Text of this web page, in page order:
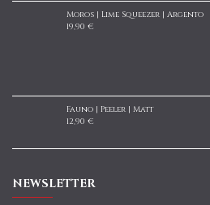
Moros | Lime Squeezer | Argento
19,90 €
Fauno | Peeler | Matt
12,90 €
NEWSLETTER